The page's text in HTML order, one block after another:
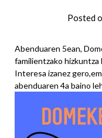
Posted
Abenduaren 5ean,
familientzako
Interesa izanez
abenduaren 4a baino